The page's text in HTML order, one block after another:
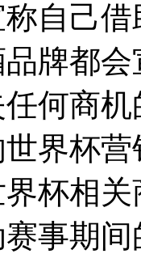
自己
牌都
何商
界杯
杯相
事期